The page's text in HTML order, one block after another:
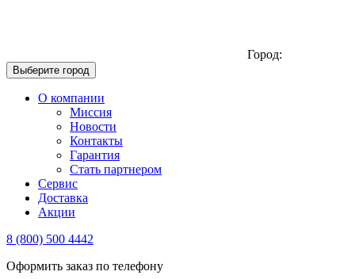
Город:
Выберите город
О компании
Миссия
Новости
Контакты
Гарантия
Стать партнером
Сервис
Доставка
Акции
8 (800) 500 4442
Оформить заказ по телефону